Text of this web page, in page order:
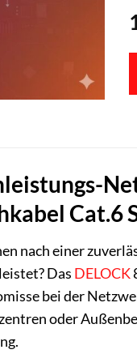
Cat.6
nach einer
Das DELOCK
bei der
oder